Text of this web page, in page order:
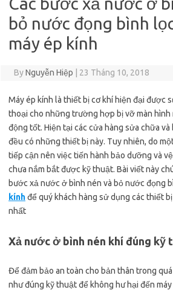
bỏ nước đọng bình
máy ép kính
ByNguyễn Hiệp 23 Tháng 10, 2018
Máy ép kính là thiết bị cơ khí hiện đại được
thoại cho những trường hợp bị vỡ màn hình
động tốt. Hiện tại các cửa hàng sửa chữa
đều có những thiết bị này. Tuy nhiên, do
tiếp cận nên việc tiến hành bảo dưỡng và
chưa nắm bắt được kỹ thuật. Bài viết này
bước xả nước ở bình nén và bỏ nước đọng
kínhđể quý khách hàng sử dụng các thiết
nhất
Xả nước ở bình nén khí đúng kỹ
Để đảm bảo an toàn cho bản thân trong
như đúng kỹ thuật để không hư hại đến